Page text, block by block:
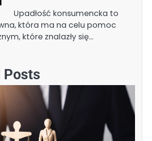
Upadłość konsumencka to
która ma na celu pomoc
które znalazły się…
Posts